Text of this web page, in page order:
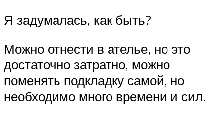
Я задумалась, как быть?
Можно отнести в ателье, но это
достаточно затратно, можно
поменять подкладку самой, но
необходимо много времени и сил.